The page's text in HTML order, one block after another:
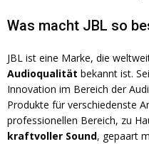
Was macht JBL so
JBL ist eine Marke, die
Audioqualität bekannt ist.
Innovation im Bereich der
Produkte für verschiedenste
professionellen Bereich, zu
kraftvoller Sound, gepaart